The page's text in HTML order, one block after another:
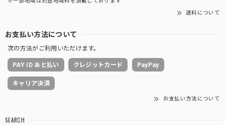
送料について
お支払い方法について
次の方法がご利用いただけます。
PAY ID あと払い クレジットカード PayPay
キャリア決済
お支払い方法について
SEARCH